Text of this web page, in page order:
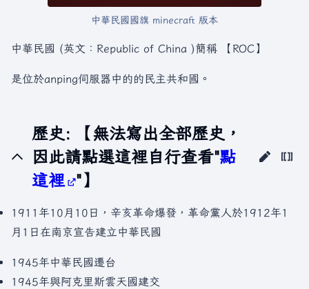
中華民國國旗 minecraft 版本
中華民國 (英文：Republic of China )簡稱 【ROC】
是位於anping伺服器中的的民主共和國。
歷史: 【無法寫出全部歷史，
因此請點選這裡自行查看"點
這裡
"】
1911年10月10日，辛亥革命爆發，革命黨人於1912年1
月1日在南京宣告建立中華民國
1945年中華民國遷台
1945年與阿克里斯雲天國建交